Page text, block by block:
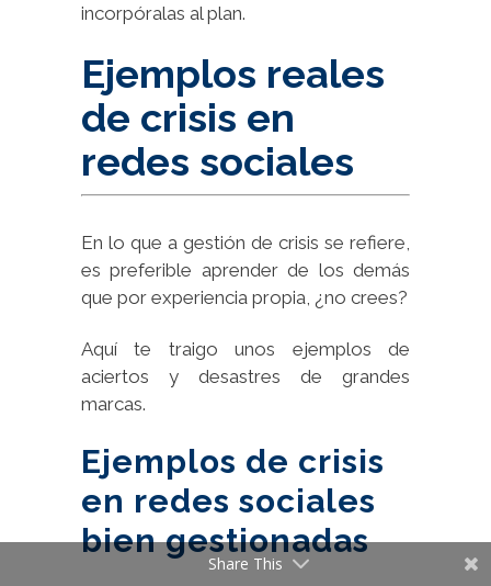
incorpóralas al plan.
Ejemplos reales
de crisis en
redes sociales
En lo que a gestión de crisis se refiere,
es preferible aprender de los demás
que por experiencia propia, ¿no crees?
Aquí te traigo unos ejemplos de
aciertos y desastres de grandes
marcas.
Ejemplos de crisis
en redes sociales
bien gestionadas
Share This